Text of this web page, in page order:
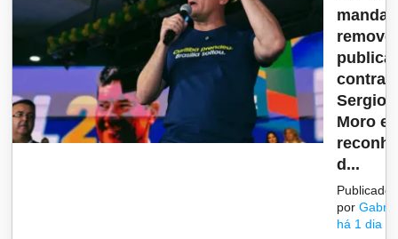
manda
contra
Sergio
Moro e
d...
Publicado
por
há 1 dia